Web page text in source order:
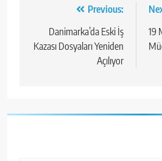
gezinmesi
Previous:
Danimarka’da Eski İş
Kazası Dosyaları Yeniden
Açılıyor
19